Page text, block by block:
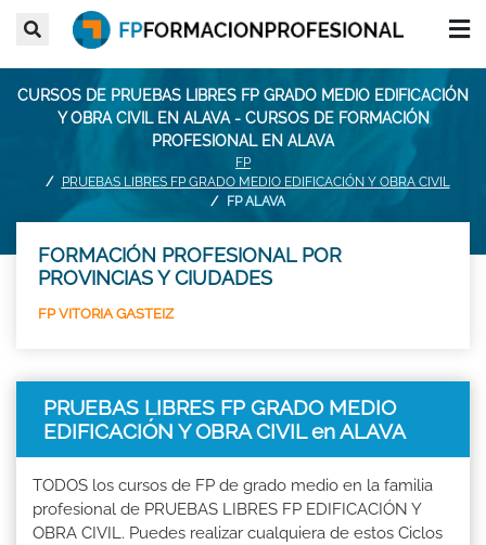
CURSOS DE PRUEBAS LIBRES FP GRADO MEDIO EDIFICACIÓN
Y OBRA CIVIL EN ALAVA - CURSOS DE FORMACIÓN
PROFESIONAL EN ALAVA
FP
PRUEBAS LIBRES FP GRADO MEDIO EDIFICACIÓN Y OBRA CIVIL
FP ALAVA
FORMACIÓN PROFESIONAL POR
PROVINCIAS Y CIUDADES
FP VITORIA GASTEIZ
PRUEBAS LIBRES FP GRADO MEDIO
EDIFICACIÓN Y OBRA CIVIL en ALAVA
TODOS los cursos de FP de grado medio en la familia
profesional de PRUEBAS LIBRES FP EDIFICACIÓN Y
OBRA CIVIL. Puedes realizar cualquiera de estos Ciclos